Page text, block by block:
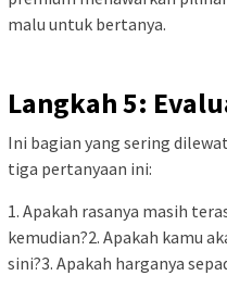
malu untuk bertanya.
Langkah 5:
Ini bagian yang sering
tiga pertanyaan ini:
1. Apakah rasanya masih
kemudian?2. Apakah kamu
sini?3. Apakah harganya